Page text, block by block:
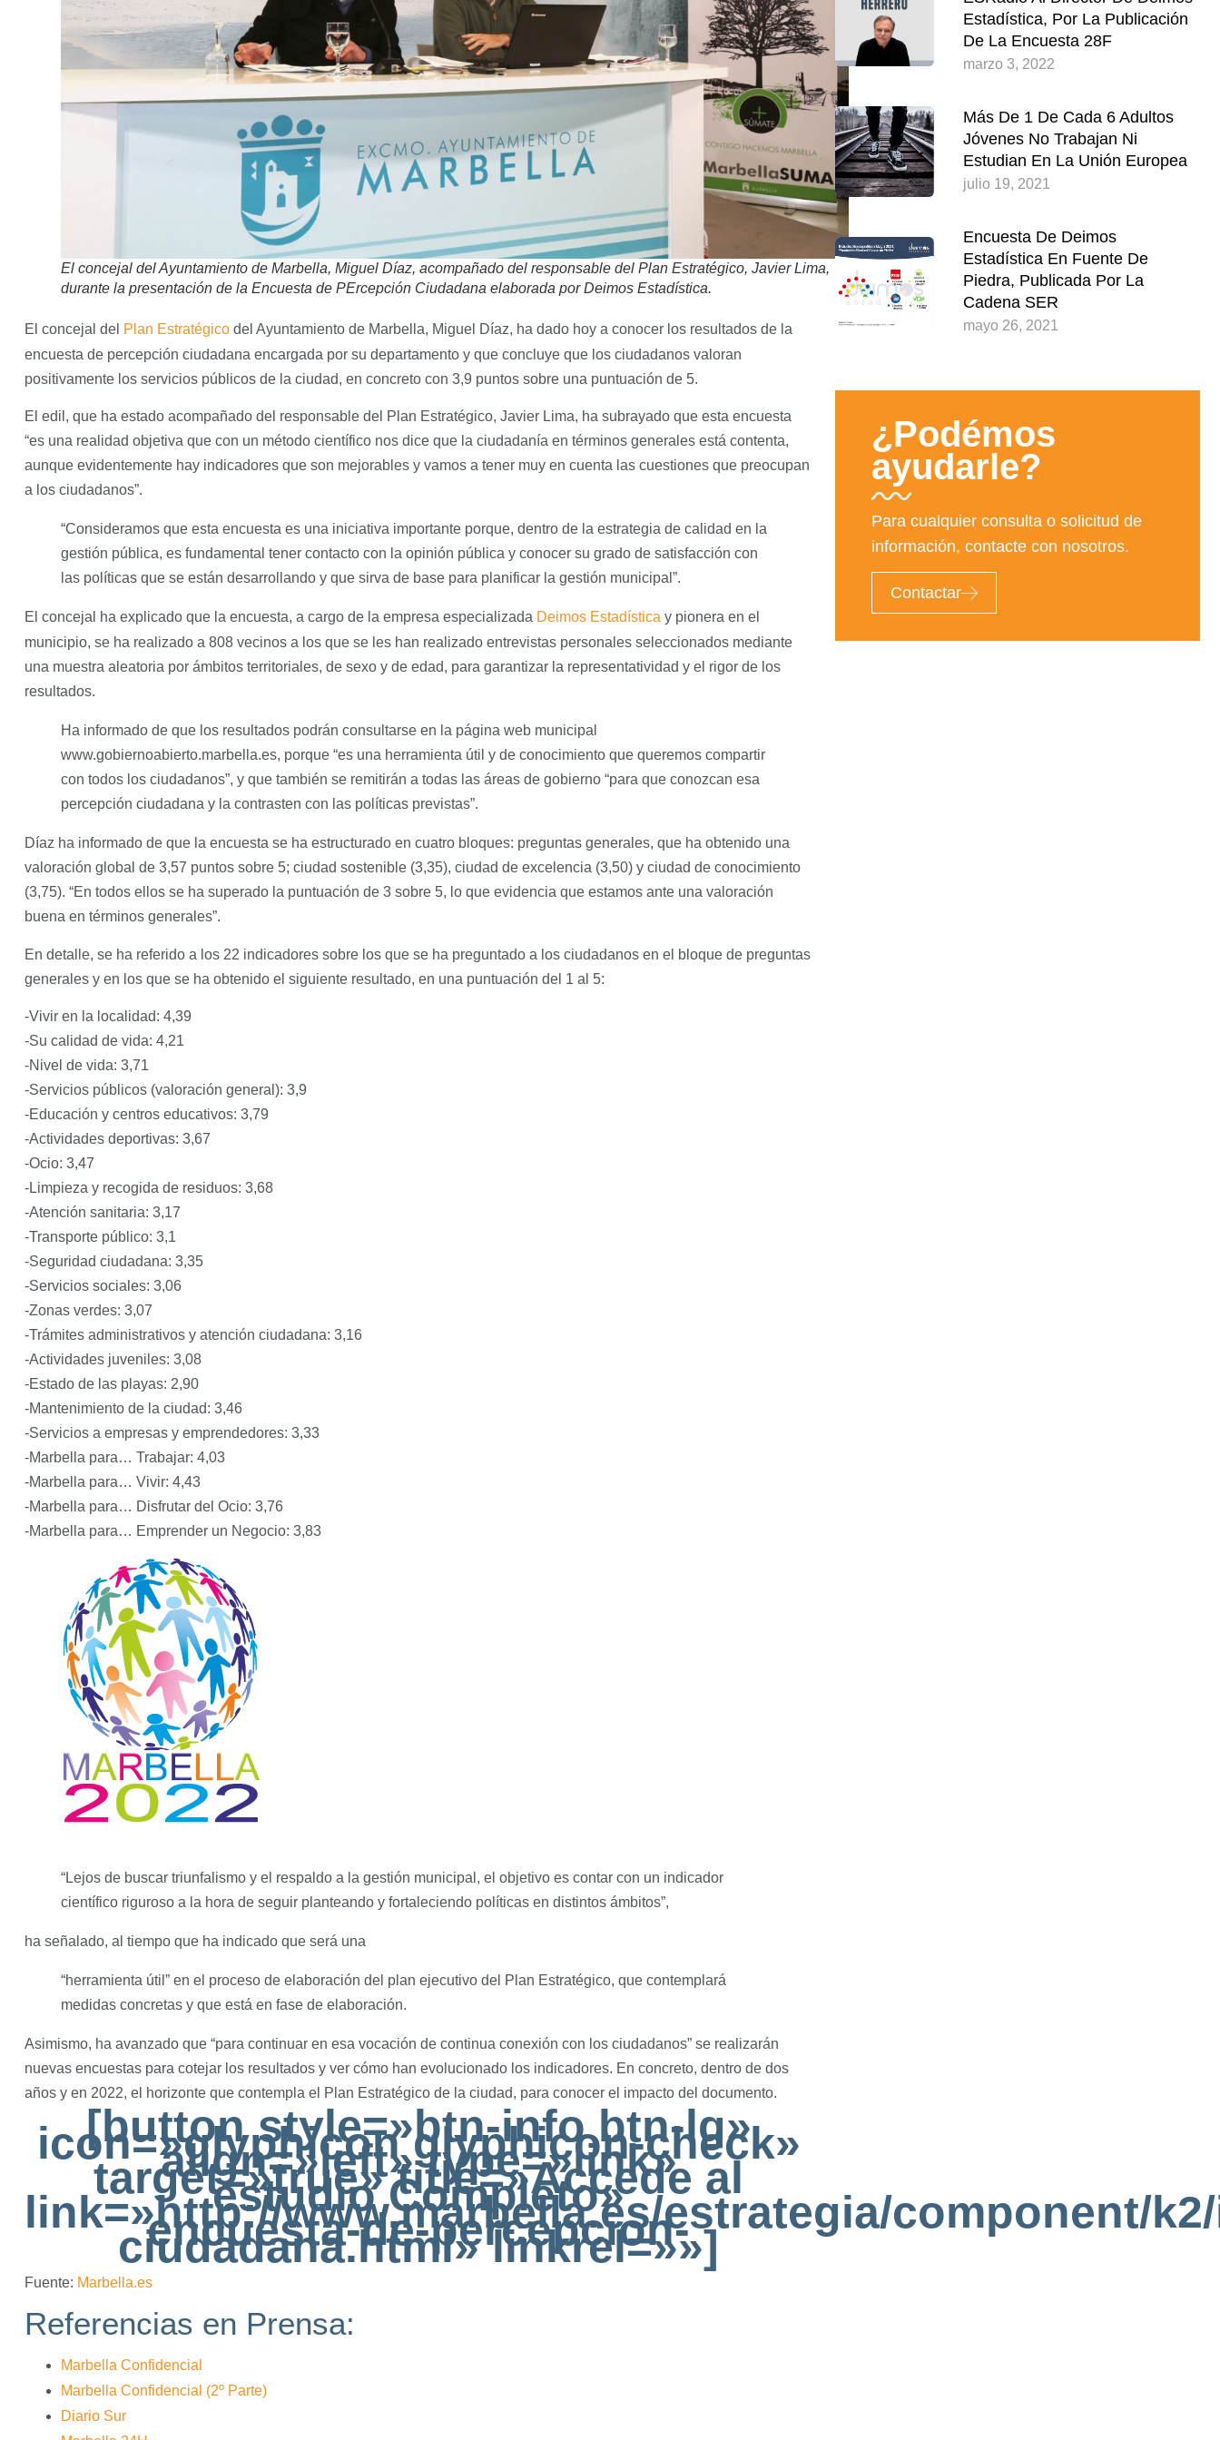
El concejal del Ayuntamiento de Marbella, Miguel Díaz, acompañado del responsable del Plan Estratégico, Javier Lima,
durante la presentación de la Encuesta de PErcepción Ciudadana elaborada por Deimos Estadística.
El concejal del Plan Estratégico del Ayuntamiento de Marbella, Miguel Díaz, ha dado hoy a conocer los resultados de la
encuesta de percepción ciudadana encargada por su departamento y que concluye que los ciudadanos valoran
positivamente los servicios públicos de la ciudad, en concreto con 3,9 puntos sobre una puntuación de 5.
El edil, que ha estado acompañado del responsable del Plan Estratégico, Javier Lima, ha subrayado que esta encuesta
“es una realidad objetiva que con un método científico nos dice que la ciudadanía en términos generales está contenta,
aunque evidentemente hay indicadores que son mejorables y vamos a tener muy en cuenta las cuestiones que preocupan
a los ciudadanos”.
“Consideramos que esta encuesta es una iniciativa importante porque, dentro de la estrategia de calidad en la
gestión pública, es fundamental tener contacto con la opinión pública y conocer su grado de satisfacción con
las políticas que se están desarrollando y que sirva de base para planificar la gestión municipal”.
El concejal ha explicado que la encuesta, a cargo de la empresa especializada Deimos Estadística y pionera en el
municipio, se ha realizado a 808 vecinos a los que se les han realizado entrevistas personales seleccionados mediante
una muestra aleatoria por ámbitos territoriales, de sexo y de edad, para garantizar la representatividad y el rigor de los
resultados.
Ha informado de que los resultados podrán consultarse en la página web municipal
www.gobiernoabierto.marbella.es, porque “es una herramienta útil y de conocimiento que queremos compartir
con todos los ciudadanos”, y que también se remitirán a todas las áreas de gobierno “para que conozcan esa
percepción ciudadana y la contrasten con las políticas previstas”.
Díaz ha informado de que la encuesta se ha estructurado en cuatro bloques: preguntas generales, que ha obtenido una
valoración global de 3,57 puntos sobre 5; ciudad sostenible (3,35), ciudad de excelencia (3,50) y ciudad de conocimiento
(3,75). “En todos ellos se ha superado la puntuación de 3 sobre 5, lo que evidencia que estamos ante una valoración
buena en términos generales”.
En detalle, se ha referido a los 22 indicadores sobre los que se ha preguntado a los ciudadanos en el bloque de preguntas
generales y en los que se ha obtenido el siguiente resultado, en una puntuación del 1 al 5:
-Vivir en la localidad: 4,39
-Su calidad de vida: 4,21
-Nivel de vida: 3,71
-Servicios públicos (valoración general): 3,9
-Educación y centros educativos: 3,79
-Actividades deportivas: 3,67
-Ocio: 3,47
-Limpieza y recogida de residuos: 3,68
-Atención sanitaria: 3,17
-Transporte público: 3,1
-Seguridad ciudadana: 3,35
-Servicios sociales: 3,06
-Zonas verdes: 3,07
-Trámites administrativos y atención ciudadana: 3,16
-Actividades juveniles: 3,08
-Estado de las playas: 2,90
-Mantenimiento de la ciudad: 3,46
-Servicios a empresas y emprendedores: 3,33
-Marbella para… Trabajar: 4,03
-Marbella para… Vivir: 4,43
-Marbella para… Disfrutar del Ocio: 3,76
-Marbella para… Emprender un Negocio: 3,83
“Lejos de buscar triunfalismo y el respaldo a la gestión municipal, el objetivo es contar con un indicador
científico riguroso a la hora de seguir planteando y fortaleciendo políticas en distintos ámbitos”,
ha señalado, al tiempo que ha indicado que será una
“herramienta útil” en el proceso de elaboración del plan ejecutivo del Plan Estratégico, que contemplará
medidas concretas y que está en fase de elaboración.
Asimismo, ha avanzado que “para continuar en esa vocación de continua conexión con los ciudadanos” se realizarán
nuevas encuestas para cotejar los resultados y ver cómo han evolucionado los indicadores. En concreto, dentro de dos
años y en 2022, el horizonte que contempla el Plan Estratégico de la ciudad, para conocer el impacto del documento.
[button style=»btn-info btn-lg»
icon=»glyphicon glyphicon-check»
align=»left» type=»link»
target=»true» title=»Accede al
estudio Completo»
link=»http://www.marbella.es/estrategia/component/
encuesta-de-percepcion-
ciudadana.html» linkrel=»»]
Fuente: Marbella.es
Referencias en Prensa:
Marbella Confidencial
Marbella Confidencial (2º Parte)
Diario Sur
Estadística, Por La Publicación
De La Encuesta 28F
marzo 3, 2022
Más De 1 De Cada 6 Adultos
Jóvenes No Trabajan Ni
Estudian En La Unión Europea
julio 19, 2021
Encuesta De Deimos
Estadística En Fuente De
Piedra, Publicada Por La
Cadena SER
mayo 26, 2021
¿Podémos
ayudarle?
Para cualquier consulta o solicitud de
información, contacte con nosotros.
Contactar